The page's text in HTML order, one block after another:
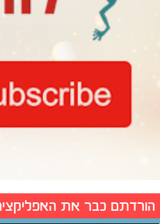
הורדתם כבר את